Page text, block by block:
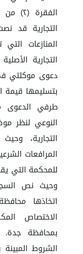
التجارية قد
المنازعات
التجارية
دعوى موكلتي
بتسليمها قيمة
طرفي الدعوى
النوعي لنظر
المرافعات
للمحكمة التي
وحيث نص
اتخاذها
الاختصاص
بمحافظة جدة.